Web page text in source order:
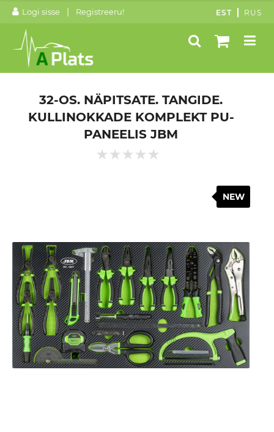
Logi sisse | Registreeru! EST RUS
32-OS. NÄPITSATE. TANGIDE.
KULLINOKKADE KOMPLEKT PU-
PANEELIS JBM
NEW